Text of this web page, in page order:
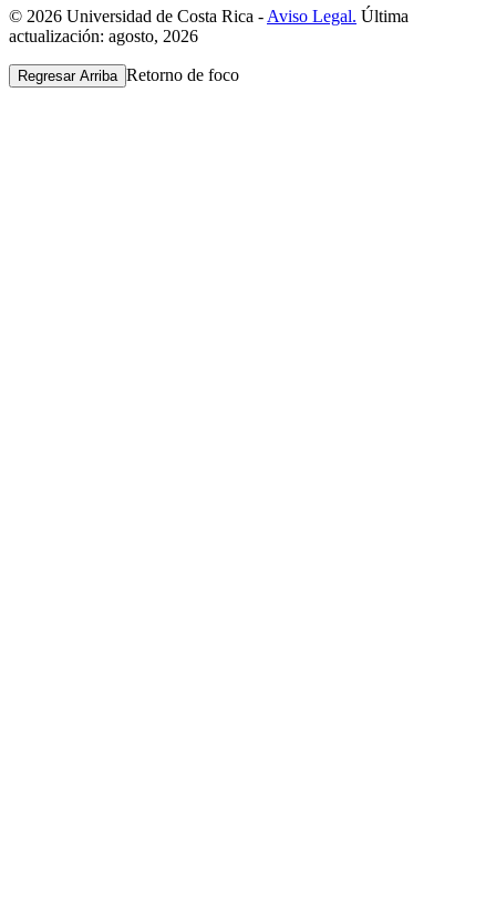
© 2026 Universidad de Costa Rica - Aviso Legal. Última
actualización: agosto, 2026
Regresar Arriba Retorno de foco